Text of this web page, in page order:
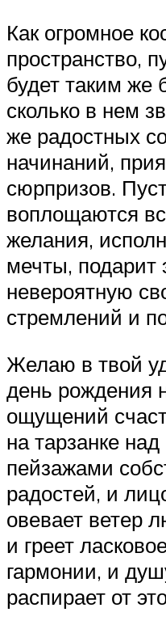
Как огромное
пространство,
будет таким же
сколько в нем
же радостных
начинаний,
сюрпризов.
воплощаются
желания,
мечты, подарит
невероятную
стремлений и
Желаю в твой
день рождения
ощущений
на тарзанке
пейзажами
радостей, и
овевает ветер
и греет
гармонии, и
распирает от